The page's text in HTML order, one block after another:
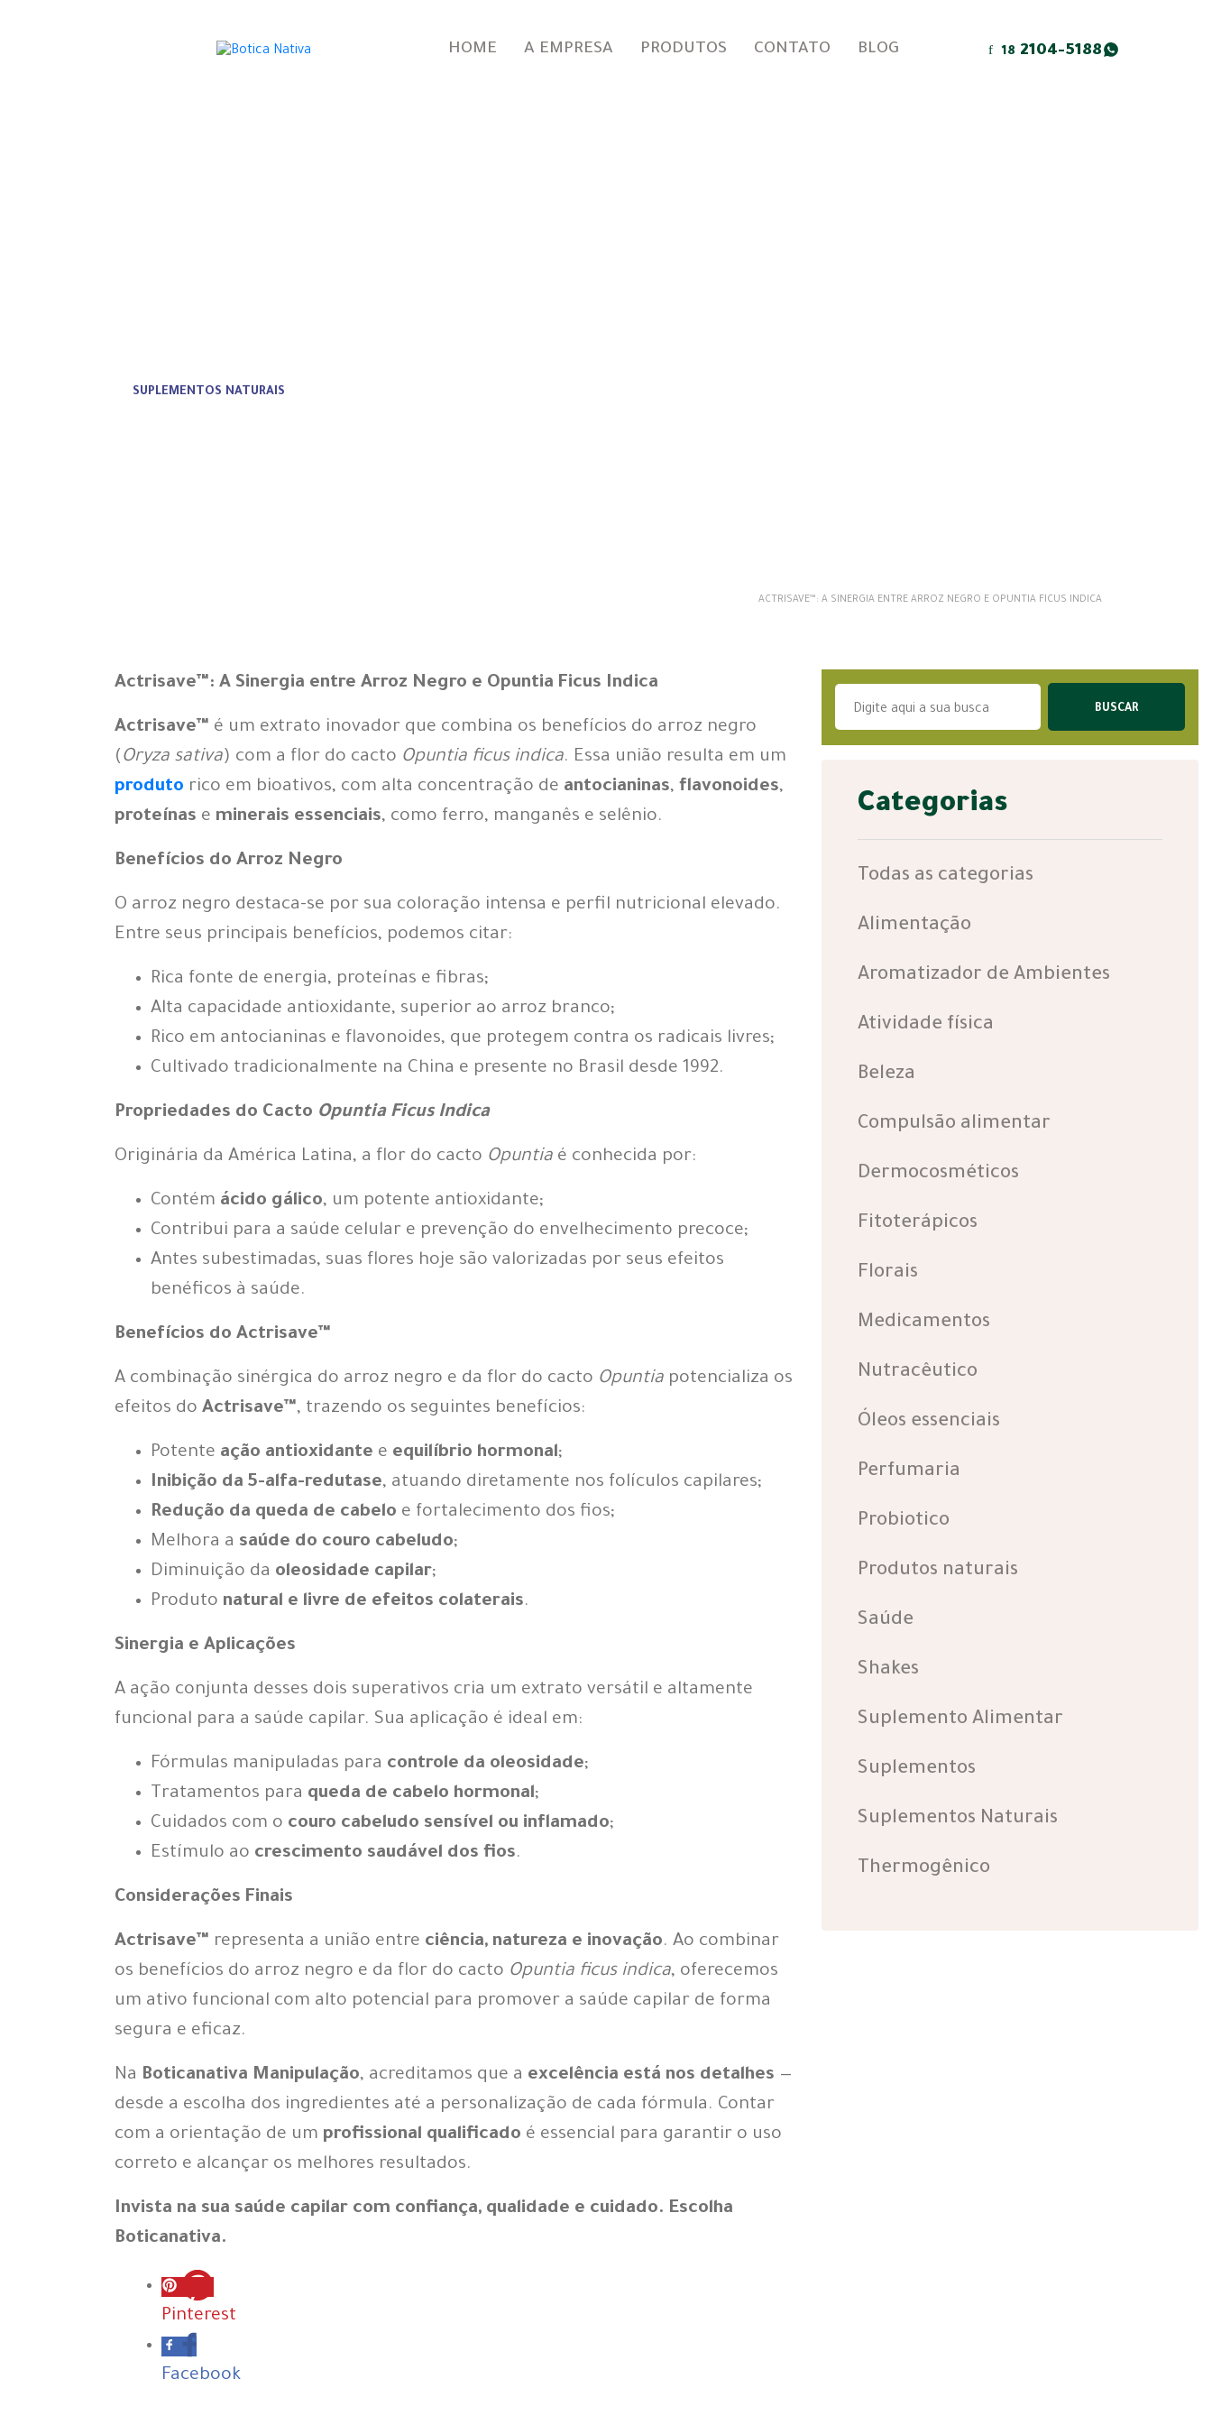
HOME A EMPRESA PRODUTOS CONTATO BLOG 18 2104-5188
SUPLEMENTOS NATURAIS
ACTRISAVE™: A SINERGIA ENTRE ARROZ NEGRO E OPUNTIA FICUS INDICA
Actrisave™: A Sinergia entre Arroz Negro e Opuntia Ficus Indica
Actrisave™ é um extrato inovador que combina os benefícios do arroz negro
(Oryza sativa) com a flor do cacto Opuntia ficus indica. Essa união resulta em um
produto rico em bioativos, com alta concentração de antocianinas, flavonoides,
proteínas e minerais essenciais, como ferro, manganês e selênio.
Benefícios do Arroz Negro
O arroz negro destaca-se por sua coloração intensa e perfil nutricional elevado.
Entre seus principais benefícios, podemos citar:
Rica fonte de energia, proteínas e fibras;
Alta capacidade antioxidante, superior ao arroz branco;
Rico em antocianinas e flavonoides, que protegem contra os radicais livres;
Cultivado tradicionalmente na China e presente no Brasil desde 1992.
Propriedades do Cacto Opuntia Ficus Indica
Originária da América Latina, a flor do cacto Opuntia é conhecida por:
Contém ácido gálico, um potente antioxidante;
Contribui para a saúde celular e prevenção do envelhecimento precoce;
Antes subestimadas, suas flores hoje são valorizadas por seus efeitos
benéficos à saúde.
Benefícios do Actrisave™
A combinação sinérgica do arroz negro e da flor do cacto Opuntia potencializa os
efeitos do Actrisave™, trazendo os seguintes benefícios:
Potente ação antioxidante e equilíbrio hormonal;
Inibição da 5-alfa-redutase, atuando diretamente nos folículos capilares;
Redução da queda de cabelo e fortalecimento dos fios;
Melhora a saúde do couro cabeludo;
Diminuição da oleosidade capilar;
Produto natural e livre de efeitos colaterais.
Sinergia e Aplicações
A ação conjunta desses dois superativos cria um extrato versátil e altamente
funcional para a saúde capilar. Sua aplicação é ideal em:
Fórmulas manipuladas para controle da oleosidade;
Tratamentos para queda de cabelo hormonal;
Cuidados com o couro cabeludo sensível ou inflamado;
Estímulo ao crescimento saudável dos fios.
Considerações Finais
Actrisave™ representa a união entre ciência, natureza e inovação. Ao combinar
os benefícios do arroz negro e da flor do cacto Opuntia ficus indica, oferecemos
um ativo funcional com alto potencial para promover a saúde capilar de forma
segura e eficaz.
Na Boticanativa Manipulação, acreditamos que a excelência está nos detalhes —
desde a escolha dos ingredientes até a personalização de cada fórmula. Contar
com a orientação de um profissional qualificado é essencial para garantir o uso
correto e alcançar os melhores resultados.
Invista na sua saúde capilar com confiança, qualidade e cuidado. Escolha
Boticanativa.
Pinterest
Facebook
Categorias
Todas as categorias
Alimentação
Aromatizador de Ambientes
Atividade física
Beleza
Compulsão alimentar
Dermocosméticos
Fitoterápicos
Florais
Medicamentos
Nutracêutico
Óleos essenciais
Perfumaria
Probiotico
Produtos naturais
Saúde
Shakes
Suplemento Alimentar
Suplementos
Suplementos Naturais
Thermogênico